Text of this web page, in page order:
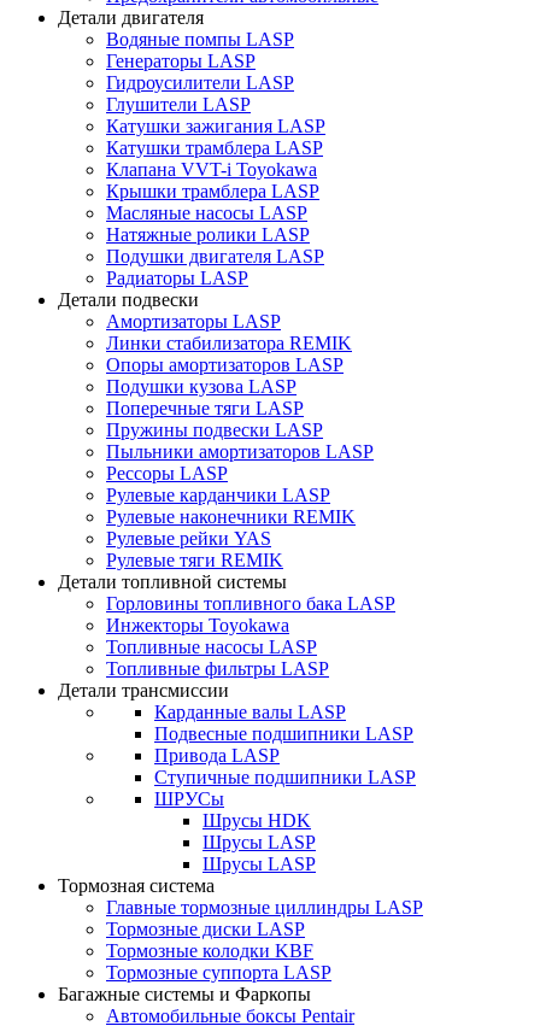
Детали двигателя
Водяные помпы LASP
Генераторы LASP
Гидроусилители LASP
Глушители LASP
Катушки зажигания LASP
Катушки трамблера LASP
Клапана VVT-i Toyokawa
Крышки трамблера LASP
Масляные насосы LASP
Натяжные ролики LASP
Подушки двигателя LASP
Радиаторы LASP
Детали подвески
Амортизаторы LASP
Линки стабилизатора REMIK
Опоры амортизаторов LASP
Подушки кузова LASP
Поперечные тяги LASP
Пружины подвески LASP
Пыльники амортизаторов LASP
Рессоры LASP
Рулевые карданчики LASP
Рулевые наконечники REMIK
Рулевые рейки YAS
Рулевые тяги REMIK
Детали топливной системы
Горловины топливного бака LASP
Инжекторы Toyokawa
Топливные насосы LASP
Топливные фильтры LASP
Детали трансмиссии
Карданные валы LASP
Подвесные подшипники LASP
Привода LASP
Ступичные подшипники LASP
ШРУСы
Шрусы HDK
Шрусы LASP
Шрусы LASP
Тормозная система
Главные тормозные циллиндры LASP
Тормозные диски LASP
Тормозные колодки KBF
Тормозные суппорта LASP
Багажные системы и Фаркопы
Автомобильные боксы Pentair